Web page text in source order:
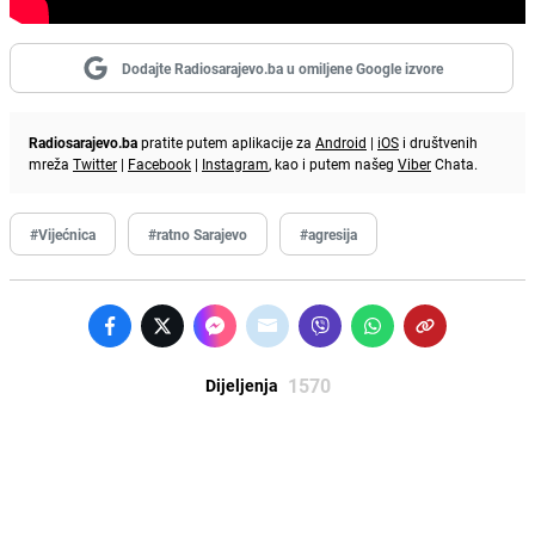
Dodajte Radiosarajevo.ba u omiljene Google izvore
Radiosarajevo.bapratite putem aplikacije za Android | iOS i društvenih
mreža Twitter | Facebook | Instagram, kao i putem našeg ViberChata.
#Vijećnica #ratno Sarajevo #agresija
Dijeljenja 1570